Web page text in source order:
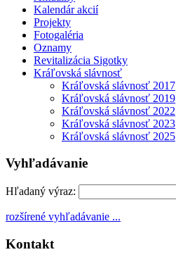
Kalendár akcií
Projekty
Fotogaléria
Oznamy
Revitalizácia Sigotky
Kráľovská slávnosť
Kráľovská slávnosť 2017
Kráľovská slávnosť 2019
Kráľovská slávnosť 2022
Kráľovská slávnosť 2023
Kráľovská slávnosť 2025
Vyhľadávanie
Hľadaný výraz:
rozšírené vyhľadávanie ...
Kontakt